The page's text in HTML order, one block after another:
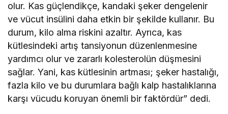
olur. Kas güçlendikçe, kandaki şeker dengelenir
ve vücut insülini daha etkin bir şekilde kullanır. Bu
durum, kilo alma riskini azaltır. Ayrıca, kas
kütlesindeki artış tansiyonun düzenlenmesine
yardımcı olur ve zararlı kolesterolün düşmesini
sağlar. Yani, kas kütlesinin artması; şeker hastalığı,
fazla kilo ve bu durumlara bağlı kalp hastalıklarına
karşı vücudu koruyan önemli bir faktördür” dedi.